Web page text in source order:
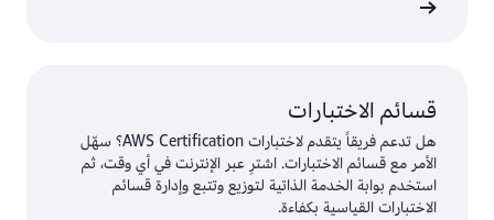
قسائم الاختبارات
هل تدعم فريقاً يتقدم لاختبارات AWS Certification؟ سهّل
الأمر مع قسائم الاختبارات. اشترِ عبر الإنترنت في أي وقت، ثم
استخدم بوابة الخدمة الذاتية لتوزيع وتتبع وإدارة قسائم
الاختبارات القياسية بكفاءة.